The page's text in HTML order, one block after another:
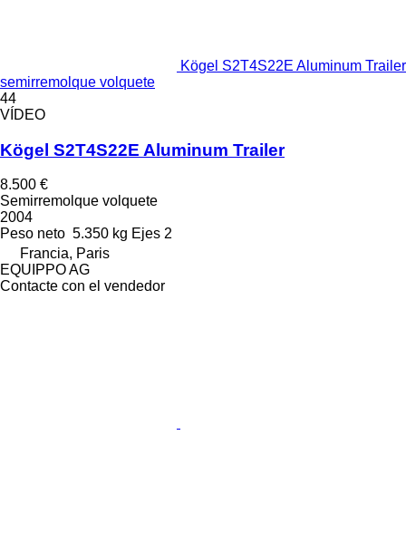
Kögel S2T4S22E Aluminum Trailer
semirremolque volquete
44
VÍDEO
Kögel S2T4S22E Aluminum Trailer
8.500 €
Semirremolque volquete
2004
Peso neto 5.350 kg Ejes 2
Francia, Paris
EQUIPPO AG
Contacte con el vendedor